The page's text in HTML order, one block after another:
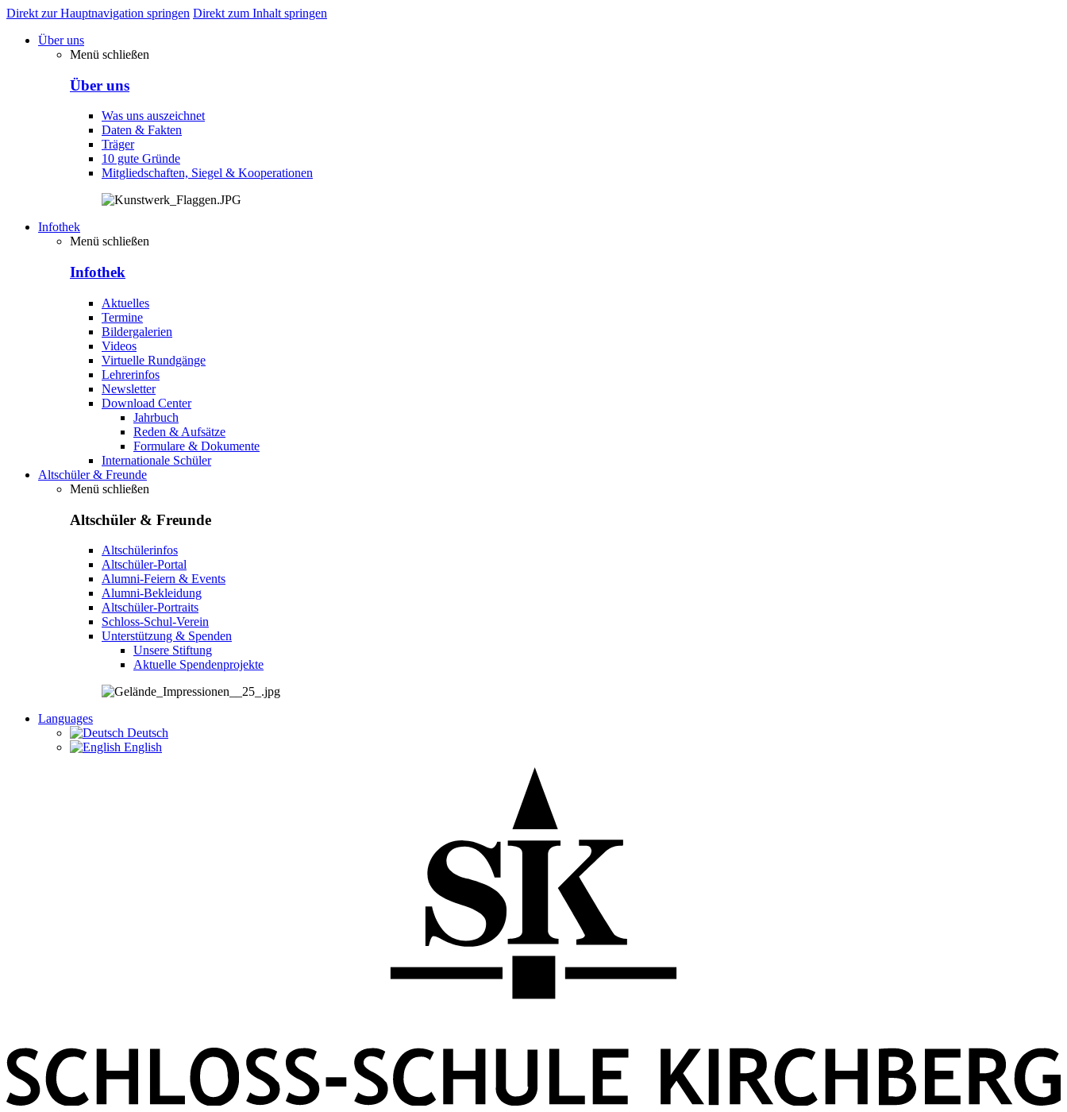
Direkt zur Hauptnavigation springen Direkt zum Inhalt springen
Über uns
Menü schließen
Über uns
Was uns auszeichnet
Daten & Fakten
Träger
10 gute Gründe
Mitgliedschaften, Siegel & Kooperationen
Infothek
Menü schließen
Infothek
Aktuelles
Termine
Bildergalerien
Videos
Virtuelle Rundgänge
Lehrerinfos
Newsletter
Download Center
Jahrbuch
Reden & Aufsätze
Formulare & Dokumente
Internationale Schüler
Altschüler & Freunde
Menü schließen
Altschüler & Freunde
Altschülerinfos
Altschüler-Portal
Alumni-Feiern & Events
Alumni-Bekleidung
Altschüler-Portraits
Schloss-Schul-Verein
Unterstützung & Spenden
Unsere Stiftung
Aktuelle Spendenprojekte
Languages
Deutsch
English